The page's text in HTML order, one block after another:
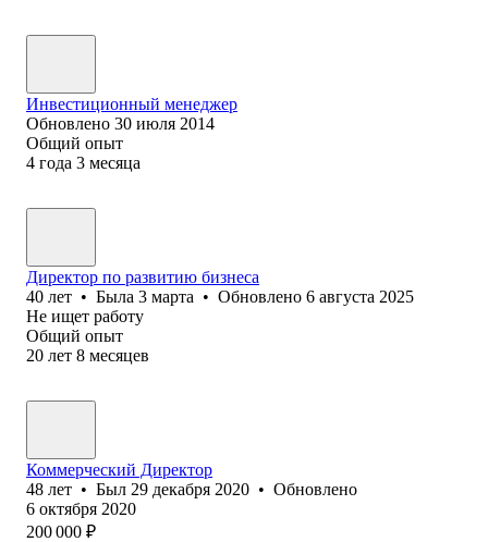
Инвестиционный менеджер
Обновлено 30 июля 2014
Общий опыт
4 года 3 месяца
Директор по развитию бизнеса
40 лет • Была 3 марта • Обновлено 6 августа 2025
Не ищет работу
Общий опыт
20 лет 8 месяцев
Коммерческий Директор
48 лет • Был 29 декабря 2020 • Обновлено
6 октября 2020
200 000 ₽